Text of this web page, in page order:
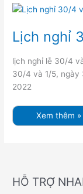
Lịch nghỉ
lịch nghỉ lễ 30/4
30/4 và 1/5, ngày
2022
Lịch
nghỉ
1/5
Xem thêm »
HỖ TRỢ